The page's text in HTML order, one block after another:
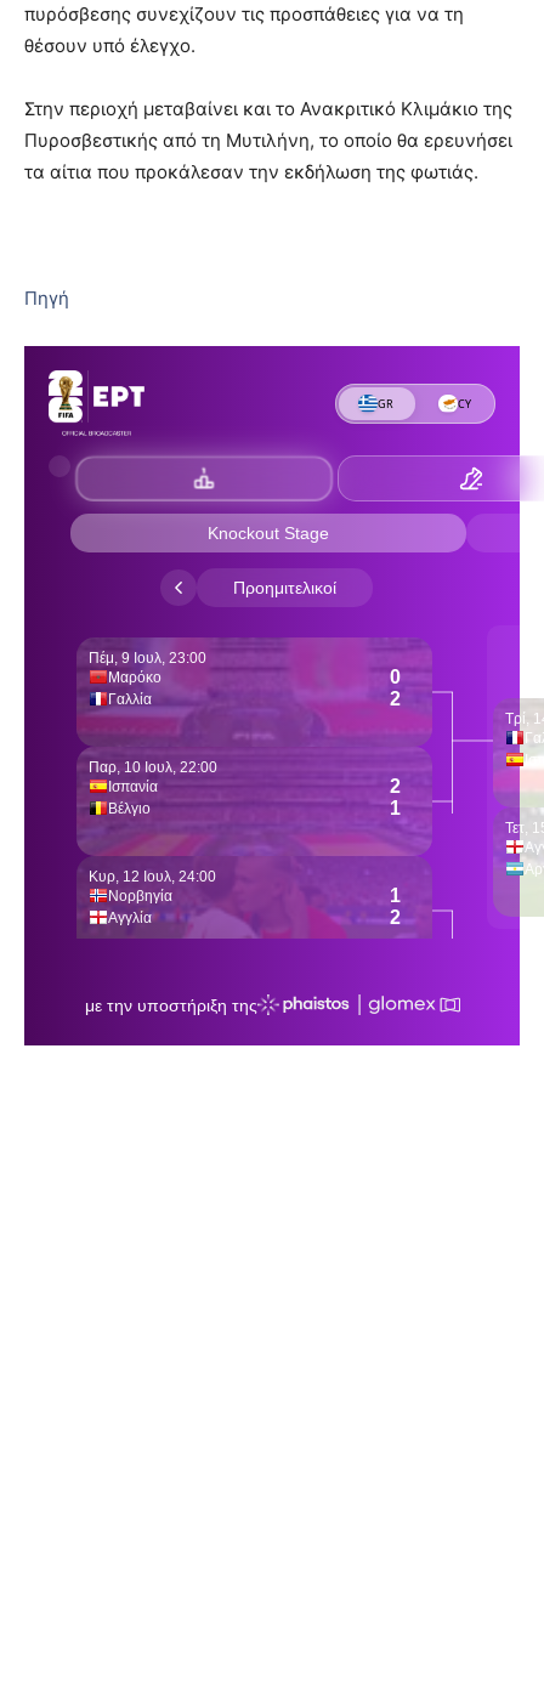
πυρόσβεσης συνεχίζουν τις προσπάθειες για να τη
θέσουν υπό έλεγχο.
Στην περιοχή μεταβαίνει και το Ανακριτικό Κλιμάκιο της
Πυροσβεστικής από τη Μυτιλήνη, το οποίο θα ερευνήσει
τα αίτια που προκάλεσαν την εκδήλωση της φωτιάς.
Πηγή